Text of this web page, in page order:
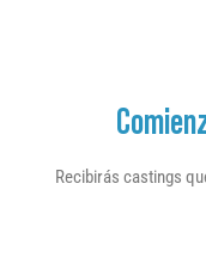
Recibirás castings